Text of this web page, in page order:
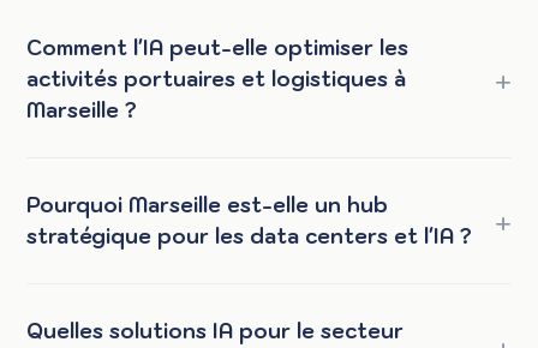
Comment l'IA peut-elle optimiser les
activités portuaires et logistiques à
Marseille ?
Pourquoi Marseille est-elle un hub
stratégique pour les data centers et l'IA ?
Quelles solutions IA pour le secteur